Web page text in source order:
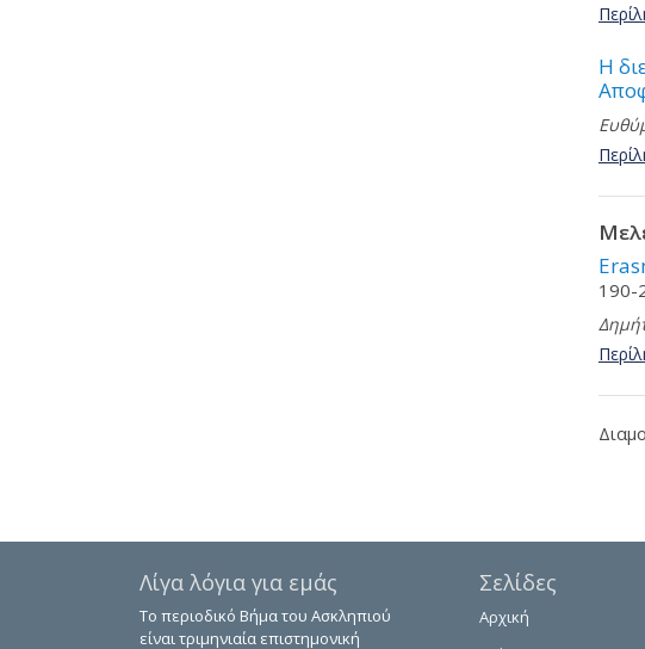
Η
190-
Λίγα λόγια για εμάς
Το περιοδικό Βήμα του Ασκληπιού
είναι τριμηνιαία επιστημονική
Σελίδες
Αρχική